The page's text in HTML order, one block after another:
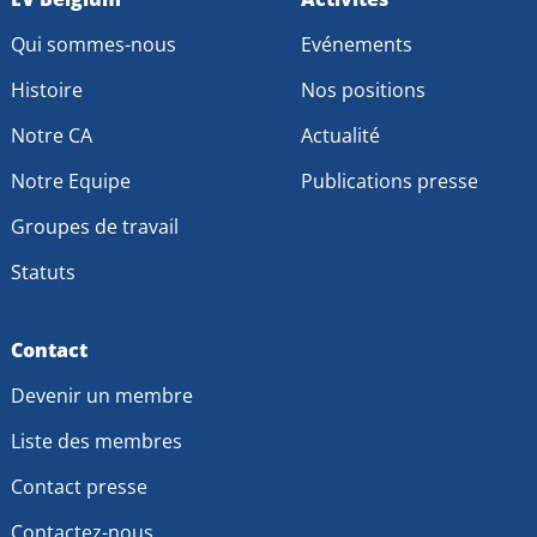
FacebookLinkedIn
Qui sommes-nous
Histoire
Notre CA
Notre Equipe
Groupes de travail
Statuts
Evénements
Nos positions
Actualité
Publications presse
Contact
Devenir un membre
Liste des membres
Contact presse
Contactez-nous